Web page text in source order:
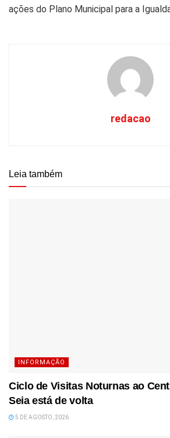
ações do Plano Municipal para a
redacao
Leia também
INFORMAÇÃO
Ciclo de Visitas Noturnas ao
Seia está de volta
5 DE AGOSTO, 2026